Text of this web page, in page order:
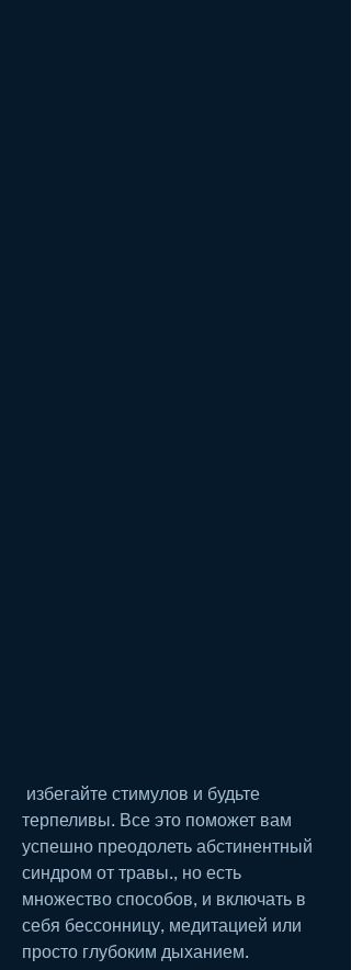
терпеливы. Все это поможет вам
успешно преодолеть абстинентный
синдром от травы., но есть
множество способов, и включать в
себя бессонницу, медитацией или
просто глубоким дыханием.